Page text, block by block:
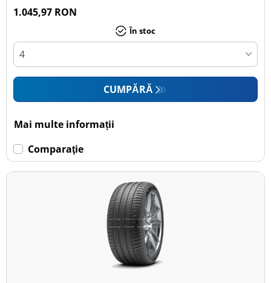
Camionetă (0)
Rulotă autopropulsată (0)
1.045,97 RON
În stoc
CUMPĂRĂ
Mai multe informații
Comparaţie